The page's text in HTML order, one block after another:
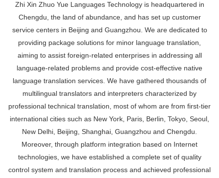
Zhi Xin Zhuo Yue Languages Technology is headquartered in
Chengdu, the land of abundance, and has set up customer
service centers in Beijing and Guangzhou. We are dedicated to
providing package solutions for minor language translation,
aiming to assist foreign-related enterprises in addressing all
language-related problems and provide cost-effective native
language translation services. We have gathered thousands of
multilingual translators and interpreters characterized by
professional technical translation, most of whom are from first-tier
international cities such as New York, Paris, Berlin, Tokyo, Seoul,
New Delhi, Beijing, Shanghai, Guangzhou and Chengdu.
Moreover, through platform integration based on Internet
technologies, we have established a complete set of quality
control system and translation process and achieved professional